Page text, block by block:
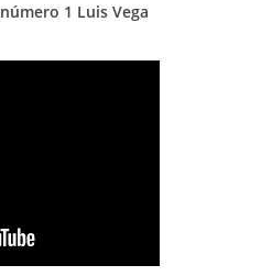
1 Luis Vega